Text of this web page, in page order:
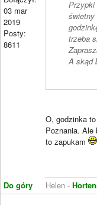
03 mar
2019
Posty:
8611
Do góry
Przypki
świetny
trzeba
A skąd
O, godzinka
Poznania. Ale
to zapukam
Helen -